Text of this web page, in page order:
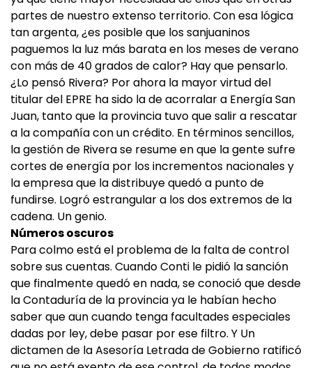
partes de nuestro extenso territorio. Con esa lógica
tan argenta, ¿es posible que los sanjuaninos
paguemos la luz más barata en los meses de verano
con más de 40 grados de calor? Hay que pensarlo.
¿Lo pensó Rivera? Por ahora la mayor virtud del
titular del EPRE ha sido la de acorralar a Energía San
Juan, tanto que la provincia tuvo que salir a rescatar
a la compañía con un crédito. En términos sencillos,
la gestión de Rivera se resume en que la gente sufre
cortes de energía por los incrementos nacionales y
la empresa que la distribuye quedó a punto de
fundirse. Logró estrangular a los dos extremos de la
cadena. Un genio.
Números oscuros
Para colmo está el problema de la falta de control
sobre sus cuentas. Cuando Conti le pidió la sanción
que finalmente quedó en nada, se conoció que desde
la Contaduría de la provincia ya le habían hecho
saber que aun cuando tenga facultades especiales
dadas por ley, debe pasar por ese filtro. Y Un
dictamen de la Asesoría Letrada de Gobierno ratificó